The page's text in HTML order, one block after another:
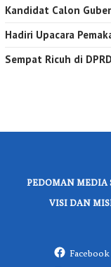
Kandidat Calon
Hadiri Upacara
Sempat Ricuh di
PEDOMAN MEDIA
VISI DAN
Facebook